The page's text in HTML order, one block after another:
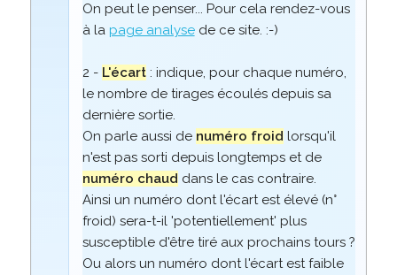
On peut le penser... Pour cela rendez-vous
à la page analysede ce site. :-)
2 - L'écart: indique, pour chaque numéro,
le nombre de tirages écoulés depuis sa
dernière sortie.
On parle aussi de numéro froid lorsqu'il
n'est pas sorti depuis longtemps et de
numéro chaud dans le cas contraire.
Ainsi un numéro dont l'écart est élevé (n°
froid) sera-t-il 'potentiellement' plus
susceptible d'être tiré aux prochains tours ?
Ou alors un numéro dont l'écart est faible